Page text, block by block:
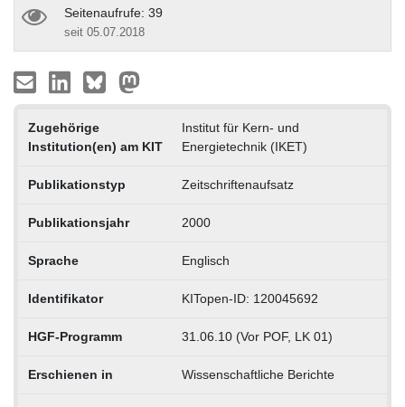
Seitenaufrufe: 39
seit 05.07.2018
Zugehörige
Institution(en) am KIT
Institut für Kern- und
Energietechnik (IKET)
Publikationstyp Zeitschriftenaufsatz
Publikationsjahr 2000
Sprache Englisch
Identifikator KITopen-ID: 120045692
HGF-Programm 31.06.10 (Vor POF, LK 01)
Erschienen in Wissenschaftliche Berichte